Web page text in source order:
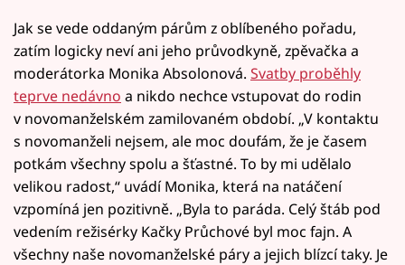
Jak se vede oddaným párům z oblíbeného pořadu,
zatím logicky neví ani jeho průvodkyně, zpěvačka a
moderátorka Monika Absolonová. Svatby proběhly
teprve nedávno a nikdo nechce vstupovat do rodin
v novomanželském zamilovaném období. „V kontaktu
s novomanželi nejsem, ale moc doufám, že je časem
potkám všechny spolu a šťastné. To by mi udělalo
velikou radost,“ uvádí Monika, která na natáčení
vzpomíná jen pozitivně. „Byla to paráda. Celý štáb pod
vedením režisérky Kačky Průchové byl moc fajn. A
všechny naše novomanželské páry a jejich blízcí taky. Je